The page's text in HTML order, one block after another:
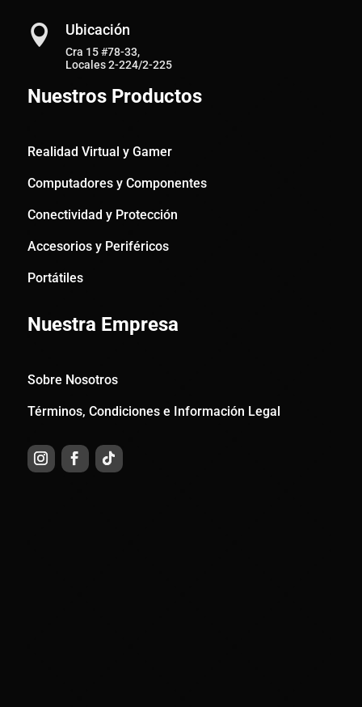
 Ubicación
Cra 15 #78-33,
Locales 2-224/2-225
Nuestros Productos
Realidad Virtual y Gamer
Computadores y Componentes
Conectividad y Protección
Accesorios y Periféricos
Portátiles
Nuestra Empresa
Sobre Nosotros
Términos, Condiciones e Información Legal